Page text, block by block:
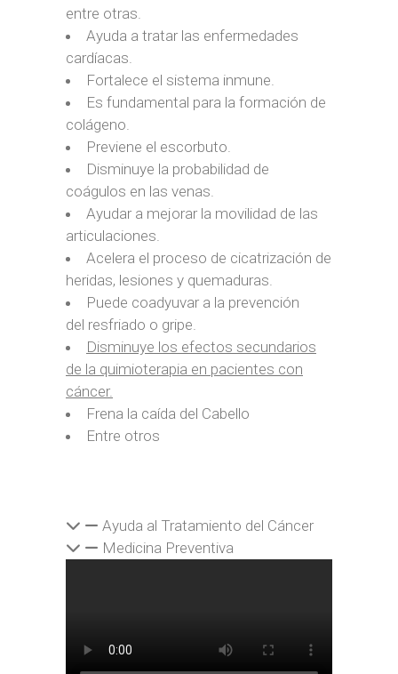
entre otras.
Ayuda a tratar las enfermedades
cardíacas.
Fortalece el sistema inmune.
Es fundamental para la formación de
colágeno.
Previene el escorbuto.
Disminuye la probabilidad de
coágulos en las venas.
Ayudar a mejorar la movilidad de las
articulaciones.
Acelera el proceso de cicatrización de
heridas, lesiones y quemaduras.
Puede coadyuvar a la prevención
del resfriado o gripe.
Disminuye los efectos secundarios
de la quimioterapia en pacientes con
cáncer.
Frena la caída del Cabello
Entre otros
Ayuda al Tratamiento del Cáncer
Medicina Preventiva